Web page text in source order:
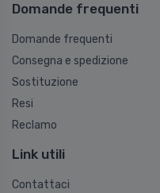
Domande frequenti
Domande frequenti
Consegna e spedizione
Sostituzione
Resi
Reclamo
Link utili
Contattaci